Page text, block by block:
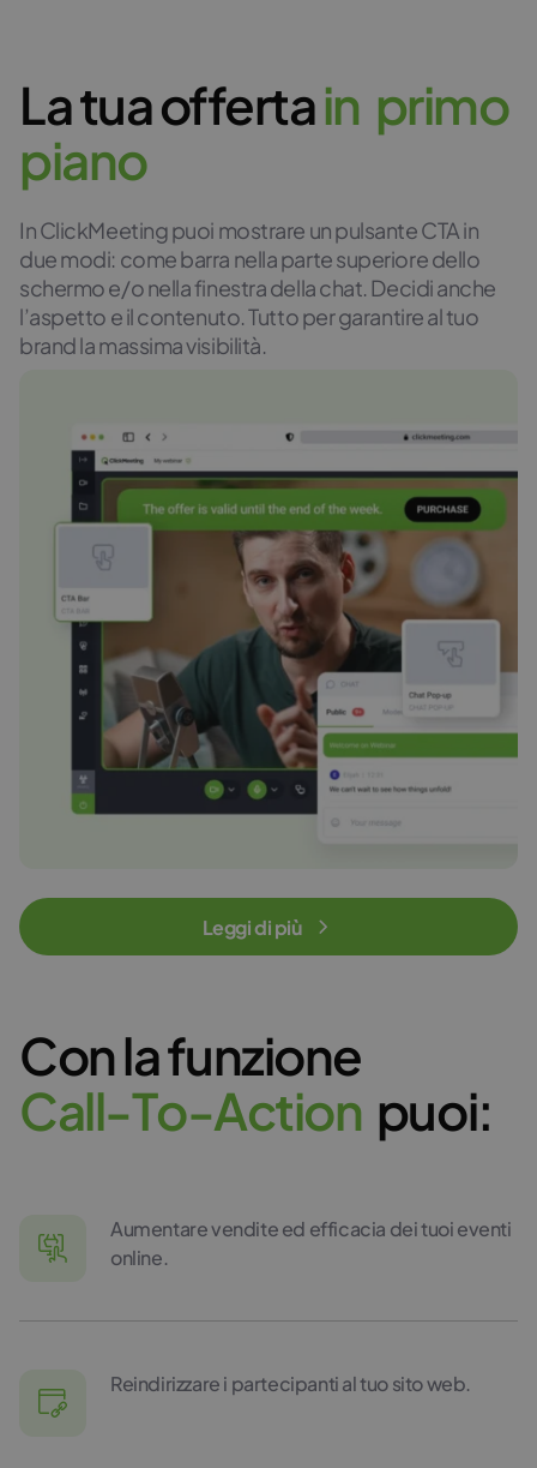
Leggi di più
La tua offertain primo
piano
In ClickMeeting puoi mostrare un pulsante CTA in
due modi: come barra nella parte superiore dello
schermo e/o nella finestra della chat. Decidi anche
l’aspetto e il contenuto. Tutto per garantire al tuo
brand la massima visibilità.
Con la funzione
Call-To-Action puoi:
Aumentare vendite ed efficacia dei tuoi eventi
online.
Reindirizzare i partecipanti al tuo sito web.